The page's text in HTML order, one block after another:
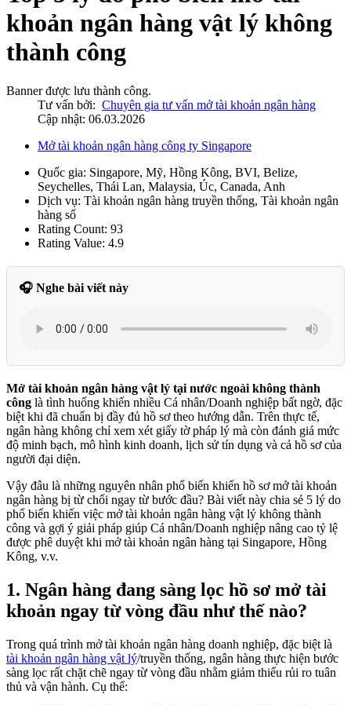
khoản ngân hàng vật lý không
thành công
Banner được lưu thành công.
Tư vấn bởi: Chuyên gia tư vấn mở tài khoản ngân hàng
Cập nhật: 06.03.2026
Mở tài khoản ngân hàng công ty Singapore
Quốc gia: Singapore, Mỹ, Hồng Kông, BVI, Belize,
Seychelles, Thái Lan, Malaysia, Úc, Canada, Anh
Dịch vụ: Tài khoản ngân hàng truyền thống, Tài khoản ngân
hàng số
Rating Count: 93
Rating Value: 4.9
🎧 Nghe bài viết này
Mở tài khoản ngân hàng vật lý tại nước ngoài không thành
công là tình huống khiến nhiều Cá nhân/Doanh nghiệp bất ngờ, đặc
biệt khi đã chuẩn bị đầy đủ hồ sơ theo hướng dẫn. Trên thực tế,
ngân hàng không chỉ xem xét giấy tờ pháp lý mà còn đánh giá mức
độ minh bạch, mô hình kinh doanh, lịch sử tín dụng và cả hồ sơ của
người đại diện.
Vậy đâu là những nguyên nhân phổ biến khiến hồ sơ mở tài khoản
ngân hàng bị từ chối ngay từ bước đầu? Bài viết này chia sẻ 5 lý do
phổ biến khiến việc mở tài khoản ngân hàng vật lý không thành
công và gợi ý giải pháp giúp Cá nhân/Doanh nghiệp nâng cao tỷ lệ
được phê duyệt khi mở tài khoản ngân hàng tại Singapore, Hồng
Kông, v.v.
1. Ngân hàng đang sàng lọc hồ sơ mở tài
khoản ngay từ vòng đầu như thế nào?
Trong quá trình mở tài khoản ngân hàng doanh nghiệp, đặc biệt là
tài khoản ngân hàng vật lý/truyền thống, ngân hàng thực hiện bước
sàng lọc rất chặt chẽ ngay từ vòng đầu nhằm giảm thiểu rủi ro tuân
thủ và vận hành. Cụ thể: